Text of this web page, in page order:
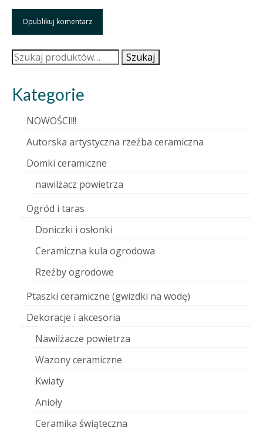
Szukaj: Szukaj
Kategorie
NOWOŚCI!!!
Autorska artystyczna rzeźba ceramiczna
Domki ceramiczne
nawilżacz powietrza
Ogród i taras
Doniczki i osłonki
Ceramiczna kula ogrodowa
Rzeźby ogrodowe
Ptaszki ceramiczne (gwizdki na wodę)
Dekoracje i akcesoria
Nawilżacze powietrza
Wazony ceramiczne
Kwiaty
Anioły
Ceramika świąteczna